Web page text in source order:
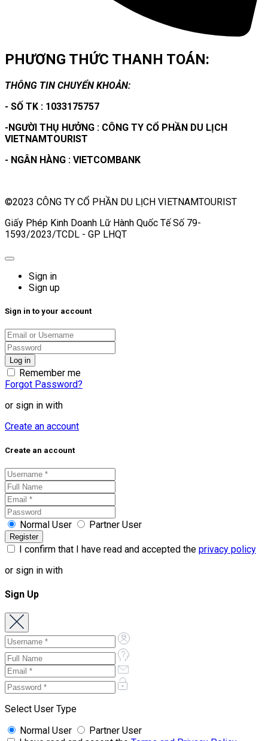
PHƯƠNG THỨC THANH TOÁN:
THÔNG TIN CHUYỂN KHOẢN:
- SỐ TK : 1033175757
-NGƯỜI THỤ HƯỞNG : CÔNG TY CỔ PHẦN DU LỊCH
VIETNAMTOURIST
- NGÂN HÀNG : VIETCOMBANK
©2023 CÔNG TY CỔ PHẦN DU LỊCH VIETNAMTOURIST
Giấy Phép Kinh Doanh Lữ Hành Quốc Tế Số 79-
1593/2023/TCDL - GP LHQT
Sign in
Sign up
Sign in to your account
Remember me
Forgot Password?
or sign in with
Create an account
Create an account
Normal User Partner User
I confirm that I have read and accepted the privacy policy
or sign in with
Sign Up
Select User Type
Normal User
Partner User